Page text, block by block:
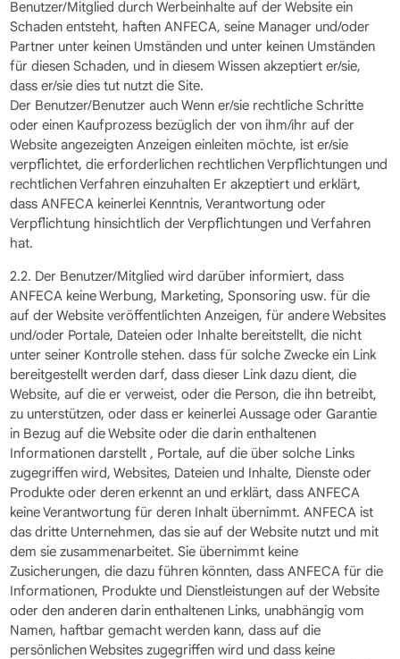
Benutzer/Mitglied durch Werbeinhalte auf der Website ein
Schaden entsteht, haften ANFECA, seine Manager und/oder
Partner unter keinen Umständen und unter keinen Umständen
für diesen Schaden, und in diesem Wissen akzeptiert er/sie,
dass er/sie dies tut nutzt die Site.
Der Benutzer/Benutzer auch Wenn er/sie rechtliche Schritte
oder einen Kaufprozess bezüglich der von ihm/ihr auf der
Website angezeigten Anzeigen einleiten möchte, ist er/sie
verpflichtet, die erforderlichen rechtlichen Verpflichtungen und
rechtlichen Verfahren einzuhalten Er akzeptiert und erklärt,
dass ANFECA keinerlei Kenntnis, Verantwortung oder
Verpflichtung hinsichtlich der Verpflichtungen und Verfahren
hat.
2.2. Der Benutzer/Mitglied wird darüber informiert, dass
ANFECA keine Werbung, Marketing, Sponsoring usw. für die
auf der Website veröffentlichten Anzeigen, für andere Websites
und/oder Portale, Dateien oder Inhalte bereitstellt, die nicht
unter seiner Kontrolle stehen. dass für solche Zwecke ein Link
bereitgestellt werden darf, dass dieser Link dazu dient, die
Website, auf die er verweist, oder die Person, die ihn betreibt,
zu unterstützen, oder dass er keinerlei Aussage oder Garantie
in Bezug auf die Website oder die darin enthaltenen
Informationen darstellt , Portale, auf die über solche Links
zugegriffen wird, Websites, Dateien und Inhalte, Dienste oder
Produkte oder deren erkennt an und erklärt, dass ANFECA
keine Verantwortung für deren Inhalt übernimmt. ANFECA ist
das dritte Unternehmen, das sie auf der Website nutzt und mit
dem sie zusammenarbeitet. Sie übernimmt keine
Zusicherungen, die dazu führen könnten, dass ANFECA für die
Informationen, Produkte und Dienstleistungen auf der Website
oder den anderen darin enthaltenen Links, unabhängig vom
Namen, haftbar gemacht werden kann, dass auf die
persönlichen Websites zugegriffen wird und dass keine